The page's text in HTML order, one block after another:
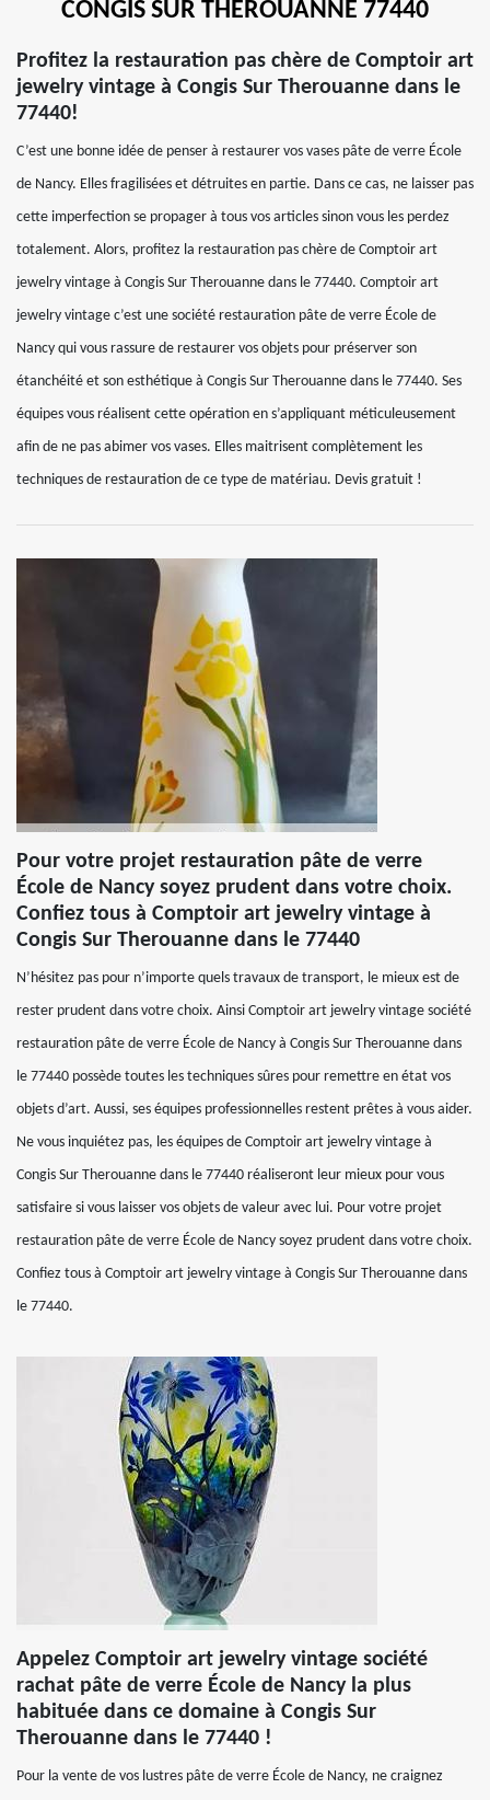
CONGIS SUR THEROUANNE 77440
Profitez la restauration pas chère de Comptoir art
jewelry vintage à Congis Sur Therouanne dans le
77440!
C’est une bonne idée de penser à restaurer vos vases pâte de verre École
de Nancy. Elles fragilisées et détruites en partie. Dans ce cas, ne laisser pas
cette imperfection se propager à tous vos articles sinon vous les perdez
totalement. Alors, profitez la restauration pas chère de Comptoir art
jewelry vintage à Congis Sur Therouanne dans le 77440. Comptoir art
jewelry vintage c’est une société restauration pâte de verre École de
Nancy qui vous rassure de restaurer vos objets pour préserver son
étanchéité et son esthétique à Congis Sur Therouanne dans le 77440. Ses
équipes vous réalisent cette opération en s’appliquant méticuleusement
afin de ne pas abimer vos vases. Elles maitrisent complètement les
techniques de restauration de ce type de matériau. Devis gratuit !
Pour votre projet restauration pâte de verre
École de Nancy soyez prudent dans votre choix.
Confiez tous à Comptoir art jewelry vintage à
Congis Sur Therouanne dans le 77440
N’hésitez pas pour n’importe quels travaux de transport, le mieux est de
rester prudent dans votre choix. Ainsi Comptoir art jewelry vintage société
restauration pâte de verre École de Nancy à Congis Sur Therouanne dans
le 77440 possède toutes les techniques sûres pour remettre en état vos
objets d’art. Aussi, ses équipes professionnelles restent prêtes à vous aider.
Ne vous inquiétez pas, les équipes de Comptoir art jewelry vintage à
Congis Sur Therouanne dans le 77440 réaliseront leur mieux pour vous
satisfaire si vous laisser vos objets de valeur avec lui. Pour votre projet
restauration pâte de verre École de Nancy soyez prudent dans votre choix.
Confiez tous à Comptoir art jewelry vintage à Congis Sur Therouanne dans
le 77440.
Appelez Comptoir art jewelry vintage société
rachat pâte de verre École de Nancy la plus
habituée dans ce domaine à Congis Sur
Therouanne dans le 77440 !
Pour la vente de vos lustres pâte de verre École de Nancy, ne craignez